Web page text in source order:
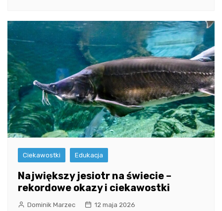
Ciekawostki Edukacja
Największy jesiotr na świecie –
rekordowe okazy i ciekawostki
Dominik Marzec 12 maja 2026